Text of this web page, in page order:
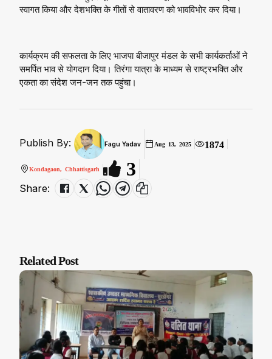
स्वागत किया और देशभक्ति के गीतों से वातावरण को भावविभोर कर दिया।
कार्यक्रम की सफलता के लिए भाजपा बीजापुर मंडल के सभी कार्यकर्ताओं ने
समर्पित भाव से योगदान दिया। तिरंगा यात्रा के माध्यम से राष्ट्रभक्ति और
एकता का संदेश जन-जन तक पहुंचा।
Publish By: Fagu Yadav Aug 13, 2025 1874
Kondagaon, Chhattisgarh 3
Share:
Related Post